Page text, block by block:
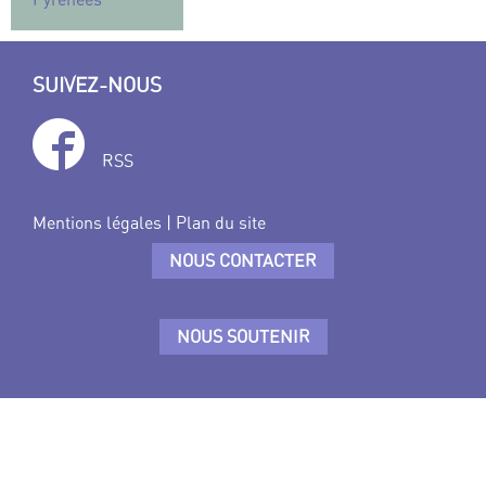
SUIVEZ-NOUS
RSS
Mentions légales | Plan du site
NOUS CONTACTER
NOUS SOUTENIR